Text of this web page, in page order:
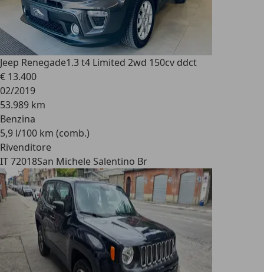
Jeep Renegade1.3 t4 Limited 2wd 150cv ddct
€ 13.400
02/2019
53.989 km
Benzina
5,9 l/100 km (comb.)
Rivenditore
IT 72018San Michele Salentino Br